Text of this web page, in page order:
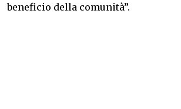
beneficio della comunità”.